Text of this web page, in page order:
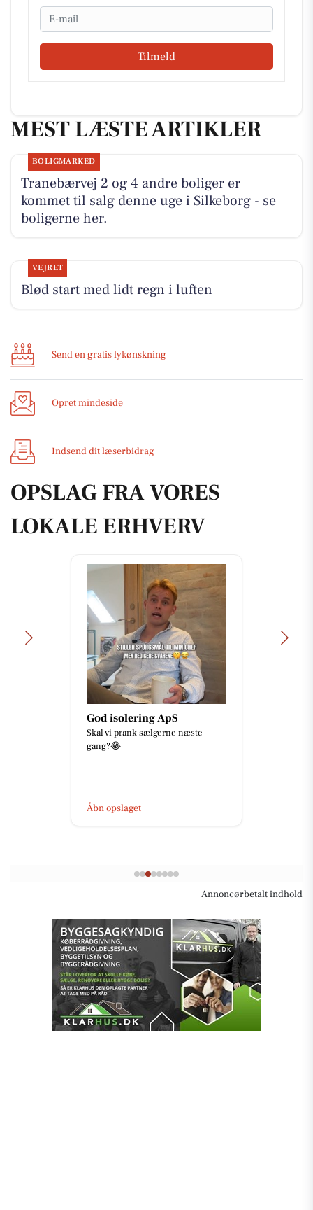
Email
Tilmeld
MEST LÆSTE ARTIKLER
BOLIGMARKED
Tranebærvej 2 og 4 andre boliger er
kommet til salg denne uge i Silkeborg - se
boligerne her.
VEJRET
Blød start med lidt regn i luften
Send en gratis lykønskning
Opret mindeside
Indsend dit læserbidrag
OPSLAG FRA VORES
LOKALE ERHVERV
God isolering ApS
Skal vi prank sælgerne næste
gang?😂
Åbn opslaget
Annoncørbetalt indhold